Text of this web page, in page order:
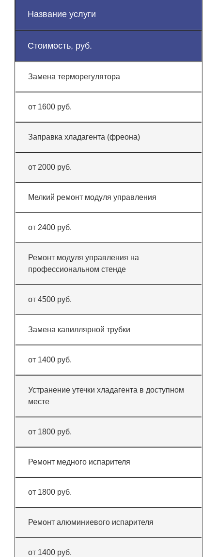
Название услуги
Стоимость, руб.
Замена терморегулятора
от 1600 руб.
Заправка хладагента (фреона)
от 2000 руб.
Мелкий ремонт модуля управления
от 2400 руб.
Ремонт модуля управления на
профессиональном стенде
от 4500 руб.
Замена капиллярной трубки
от 1400 руб.
Устранение утечки хладагента в доступном
месте
от 1800 руб.
Ремонт медного испарителя
от 1800 руб.
Ремонт алюминиевого испарителя
от 1400 руб.